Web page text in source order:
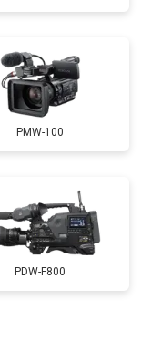
PMW-100
PDW-F800